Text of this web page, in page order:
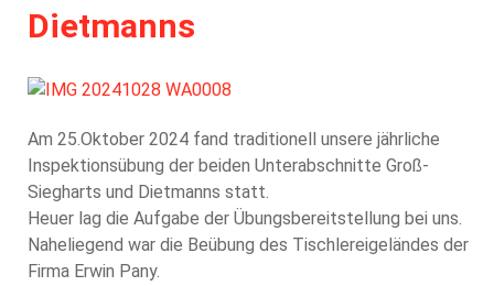
Dietmanns
Am 25.Oktober 2024 fand traditionell unsere jährliche
Inspektionsübung der beiden Unterabschnitte Groß-
Siegharts und Dietmanns statt.
Heuer lag die Aufgabe der Übungsbereitstellung bei uns.
Naheliegend war die Beübung des Tischlereigeländes der
Firma Erwin Pany.